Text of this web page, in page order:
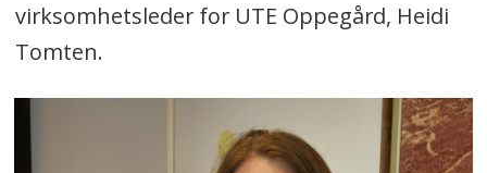
virksomhetsleder for UTE Oppegård, Heidi
Tomten.